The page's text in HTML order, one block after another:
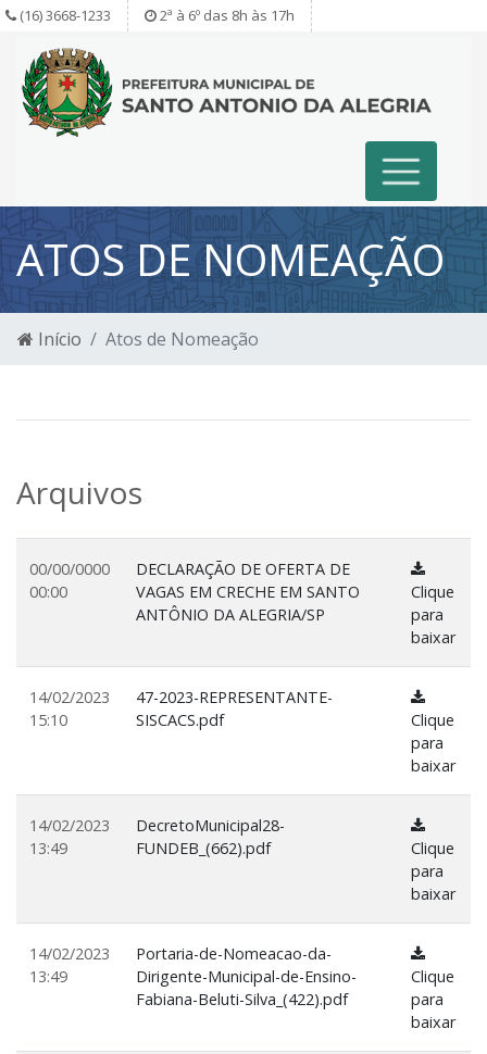
(16) 3668-1233 2ª à 6º das 8h às 17h
ATOS DE NOMEAÇÃO
Início Atos de Nomeação
Arquivos
00/00/0000
00:00
DECLARAÇÃO DE OFERTA DE
VAGAS EM CRECHE EM SANTO
ANTÔNIO DA ALEGRIA/SP
Clique
para
baixar
14/02/2023
15:10
47-2023-REPRESENTANTE-
SISCACS.pdf
Clique
para
baixar
14/02/2023
13:49
DecretoMunicipal28-
FUNDEB_(662).pdf
Clique
para
baixar
14/02/2023
13:49
Portaria-de-Nomeacao-da-
Dirigente-Municipal-de-Ensino-
Fabiana-Beluti-Silva_(422).pdf
Clique
para
baixar